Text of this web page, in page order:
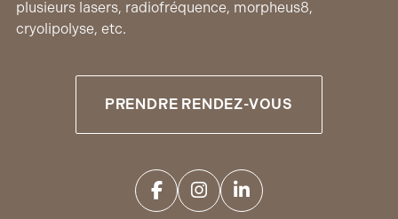
plusieurs lasers, radiofréquence, morpheus8,
cryolipolyse, etc.
PRENDRE RENDEZ-VOUS